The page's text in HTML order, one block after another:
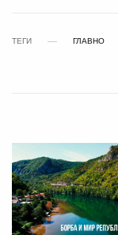
ТЕГИ ГЛАВНО